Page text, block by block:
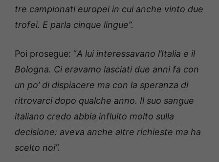
tre campionati europei in cui anche vinto due
trofei. E parla cinque lingue”.
Poi prosegue: “A lui interessavano l’Italia e il
Bologna. Ci eravamo lasciati due anni fa con
un po’ di dispiacere ma con la speranza di
ritrovarci dopo qualche anno. Il suo sangue
italiano credo abbia influito molto sulla
decisione: aveva anche altre richieste ma ha
scelto noi”.